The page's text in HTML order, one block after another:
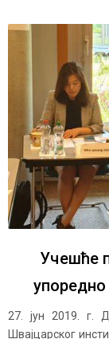
Учешће
27. јун 2019. г.
Швајцарског